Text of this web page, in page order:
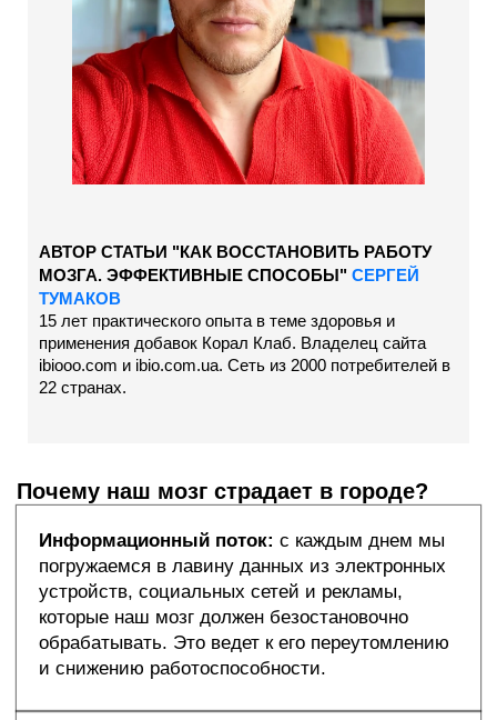
АВТОР СТАТЬИ "КАК ВОССТАНОВИТЬ РАБОТУ
МОЗГА. ЭФФЕКТИВНЫЕ СПОСОБЫ" СЕРГЕЙ
ТУМАКОВ
15 лет практического опыта в теме здоровья и
применения добавок Корал Клаб. Владелец сайта
ibiooo.com и ibio.com.ua. Сеть из 2000 потребителей в
22 странах.
Почему наш мозг страдает в городе?
Информационный поток: с каждым днем мы
погружаемся в лавину данных из электронных
устройств, социальных сетей и рекламы,
которые наш мозг должен безостановочно
обрабатывать. Это ведет к его переутомлению
и снижению работоспособности.